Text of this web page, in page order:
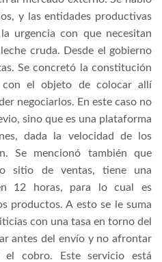
y las entidades productivas
urgencia con que necesitan
cruda. Desde el gobierno
Se concretó la constitución
el objeto de colocar allí
negociarlos. En este caso no
sino que es una plataforma
dada la velocidad de los
Se mencionó también que
sitio de ventas, tiene una
12 horas, para lo cual es
productos. A esto se le suma
con una tasa en torno del
antes del envío y no afrontar
cobro. Este servicio está